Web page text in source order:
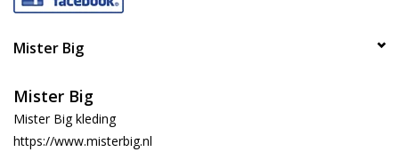
Mister Big
Mister Big
Mister Big kleding
https://www.misterbig.nl